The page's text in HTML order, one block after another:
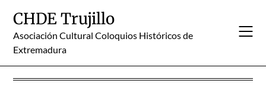
content
CHDE Trujillo
Asociación Cultural Coloquios Históricos de
Extremadura